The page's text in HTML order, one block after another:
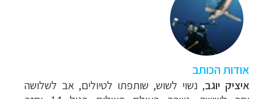
אודות הכותב
איציק יוגב, נשוי לשוש, שותפתו לטיולים, אב לשלושה